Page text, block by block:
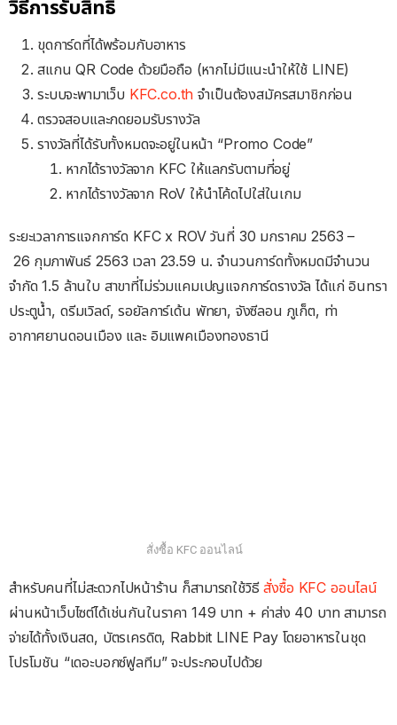
วิธีการรับสิทธิ์
ขุดการ์ดที่ได้พร้อมกับอาหาร
สแกน QR Code ด้วยมือถือ (หากไม่มีแนะนำให้ใช้ LINE)
ระบบจะพามาเว็บ KFC.co.th จำเป็นต้องสมัครสมาชิกก่อน
ตรวจสอบและกดยอมรับรางวัล
รางวัลที่ได้รับทั้งหมดจะอยู่ในหน้า “Promo Code”
หากได้รางวัลจาก KFC ให้แลกรับตามที่อยู่
หากได้รางวัลจาก RoV ให้นำโค้ดไปใส่ในเกม
ระยะเวลาการแจกการ์ด KFC x ROVวันที่ 30 มกราคม2563 –
26 กุมภาพันธ์2563 เวลา 23.59 น. จำนวนการ์ดทั้งหมดมีจำนวน
จำกัด1.5 ล้านใบ สาขาที่ไม่ร่วมแคมเปญแจกการ์ดรางวัล ได้แก่ อินทรา
ประตูน้ำ, ดรีมเวิลด์, รอยัลการ์เด้น พัทยา, จังซีลอน ภูเก็ต, ท่า
อากาศยานดอนเมือง และ อิมแพคเมืองทองธานี
สั่งซื้อ KFC ออนไลน์
สำหรับคนที่ไม่สะดวกไปหน้าร้าน ก็สามารถใช้วิธีสั่งซื้อ KFC ออนไลน์
ผ่านหน้าเว็บไซต์ได้เช่นกันในราคา 149 บาท + ค่าส่ง 40 บาท สามารถ
จ่ายได้ทั้งเงินสด, บัตรเครดิต, Rabbit LINE Pay โดยอาหารในชุด
โปรโมชัน “เดอะบอกซ์ฟูลทีม” จะประกอบไปด้วย